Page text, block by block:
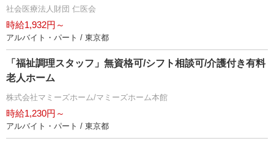
社会医療法人財団 仁医会
時給1,932円～
アルバイト・パート / 東京都
「福祉調理スタッフ」無資格可/シフト相談可/介護付き有料
老人ホーム
株式会社マミーズホーム/マミーズホーム本館
時給1,230円～
アルバイト・パート / 東京都